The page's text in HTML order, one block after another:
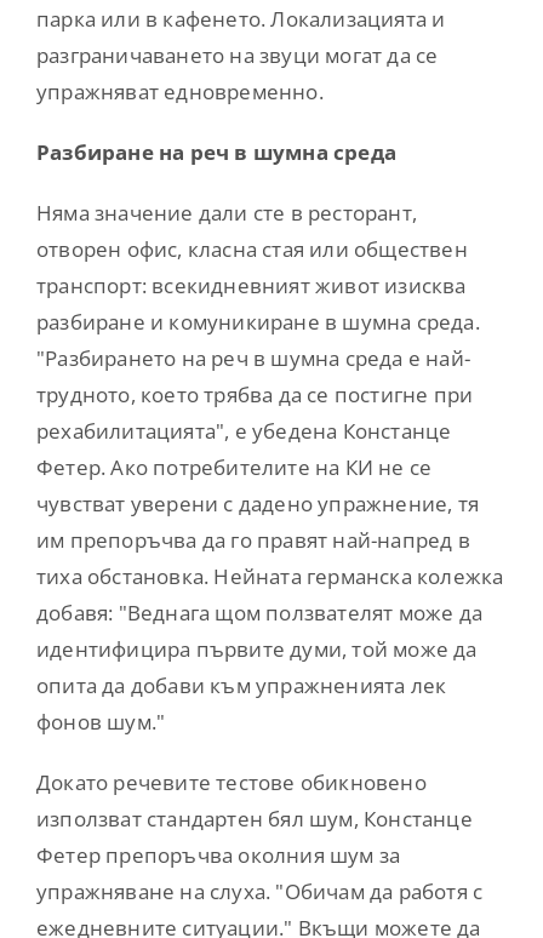
парка или в кафенето. Локализацията и
разграничаването на звуци могат да се
упражняват едновременно.
Разбиране на реч в шумна среда
Няма значение дали сте в ресторант,
отворен офис, класна стая или обществен
транспорт: всекидневният живот изисква
разбиране и комуникиране в шумна среда.
"Разбирането на реч в шумна среда е най-
трудното, което трябва да се постигне при
рехабилитацията", е убедена Констанце
Фетер. Ако потребителите на КИ не се
чувстват уверени с дадено упражнение, тя
им препоръчва да го правят най-напред в
тиха обстановка. Нейната германска колежка
добавя: "Веднага щом ползвателят може да
идентифицира първите думи, той може да
опита да добави към упражненията лек
фонов шум."
Докато речевите тестове обикновено
използват стандартен бял шум, Констанце
Фетер препоръчва околния шум за
упражняване на слуха. "Обичам да работя с
ежедневните ситуации." Вкъщи можете да